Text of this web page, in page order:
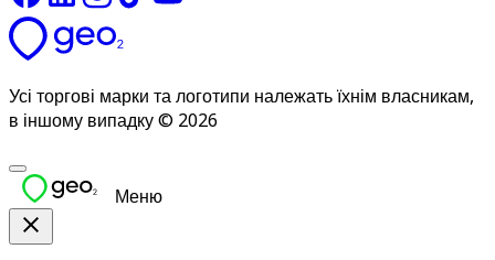
Усі торгові марки та логотипи належать їхнім власникам,
в іншому випадку © 2026
Меню